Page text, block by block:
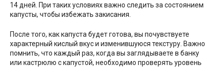
14 дней. При таких условиях важно следить за состоянием
капусты, чтобы избежать закисания.
После того, как капуста будет готова, вы почувствуете
характерный кислый вкус и изменившуюся текстуру. Важно
помнить, что каждый раз, когда вы заглядываете в банку
или кастрюлю с капустой, необходимо проверять уровень